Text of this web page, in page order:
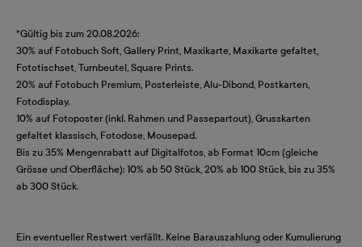
*Gültig bis zum 20.08.2026:
30% auf Fotobuch Soft, Gallery Print, Maxikarte, Maxikarte gefaltet,
Fototischset, Turnbeutel, Square Prints.
20% auf Fotobuch Premium, Posterleiste, Alu-Dibond, Postkarten,
Fotodisplay.
10% auf Fotoposter (inkl. Rahmen und Passepartout), Grusskarten
gefaltet klassisch, Fotodose, Mousepad.
Bis zu 35% Mengenrabatt auf Digitalfotos, ab Format 10cm (gleiche
Grösse und Oberfläche): 10% ab 50 Stück, 20% ab 100 Stück, bis zu 35%
ab 300 Stück.
Ein eventueller Restwert verfällt. Keine Barauszahlung oder Kumulierung